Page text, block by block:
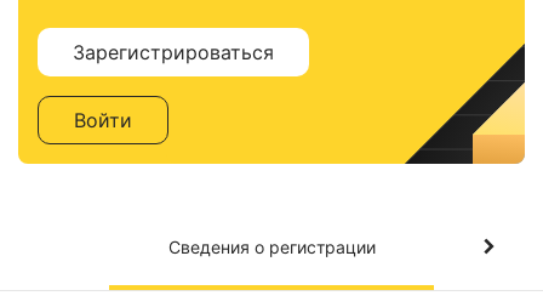
Зарегистрироваться
Войти
Сведения о регистрации